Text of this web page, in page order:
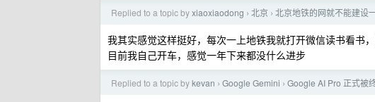
Replied to a topic byxiaoxiaodong › 北京 › 北京地铁的网就不能建设
我其实感觉这样挺好，每次一上地铁我就打开微信读书看书
目前我自己开车，感觉一年下来都没什么进步
Replied to a topic bykevan › Google Gemini › Google AI Pro 正式被